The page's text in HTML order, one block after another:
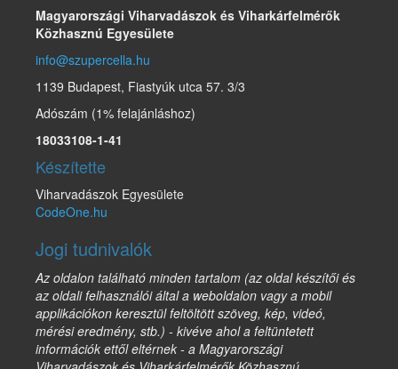
Magyarországi Viharvadászok és Viharkárfelmérők
Közhasznú Egyesülete
info@szupercella.hu
1139 Budapest, Fiastyúk utca 57. 3/3
Adószám (1% felajánláshoz)
18033108-1-41
Készítette
Viharvadászok Egyesülete
CodeOne.hu
Jogi tudnivalók
Az oldalon található minden tartalom (az oldal készítői és
az oldali felhasználói által a weboldalon vagy a mobil
applikációkon keresztül feltöltött szöveg, kép, videó,
mérési eredmény, stb.) - kivéve ahol a feltüntetett
információk ettől eltérnek - a Magyarországi